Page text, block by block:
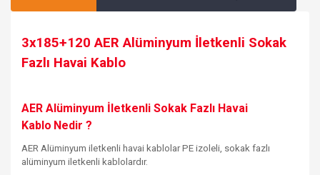
3x185+120 AER Alüminyum İletkenli Sokak
Fazlı Havai Kablo
AER Alüminyum İletkenli Sokak Fazlı Havai
Kablo Nedir ?
AER Alüminyum iletkenli havai kablolar PE izoleli, sokak fazlı
alüminyum iletkenli kablolardır.